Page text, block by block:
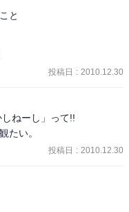
と
投稿日 : 2010.12.30
ねーし」って!!
たい。
投稿日 : 2010.12.30